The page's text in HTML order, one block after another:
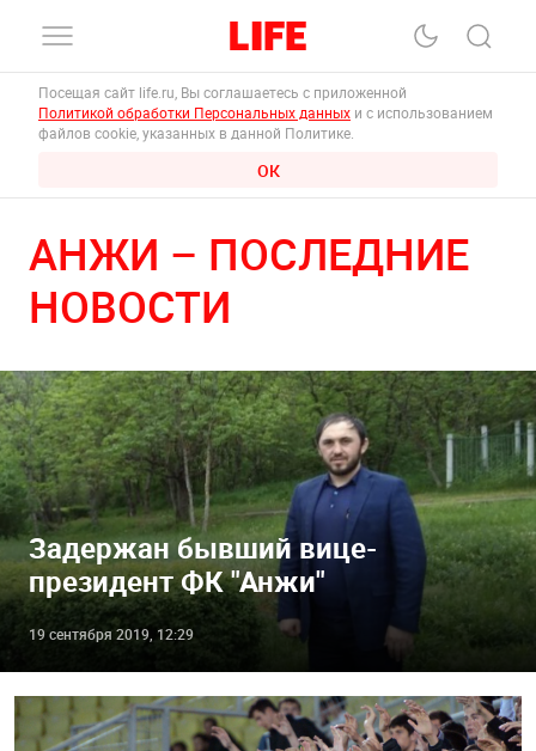
Посещая сайт life.ru, Вы соглашаетесь с приложенной
Политикой обработки Персональных данных и с использованием
файлов cookie, указанных в данной Политике.
ОК
АНЖИ – ПОСЛЕДНИЕ
НОВОСТИ
Задержан бывший вице-
президент ФК "Анжи"
19 сентября 2019, 12:29